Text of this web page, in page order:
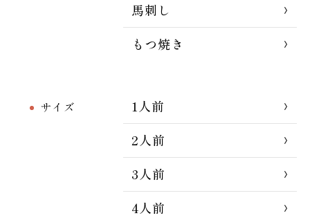
馬刺し
もつ焼き
サイズ
1人前
2人前
3人前
4人前